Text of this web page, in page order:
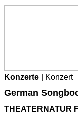
Konzerte | Konzert
German
THEATERNATUR